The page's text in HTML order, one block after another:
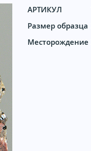
АРТИКУЛ
Размер образца
Месторождение